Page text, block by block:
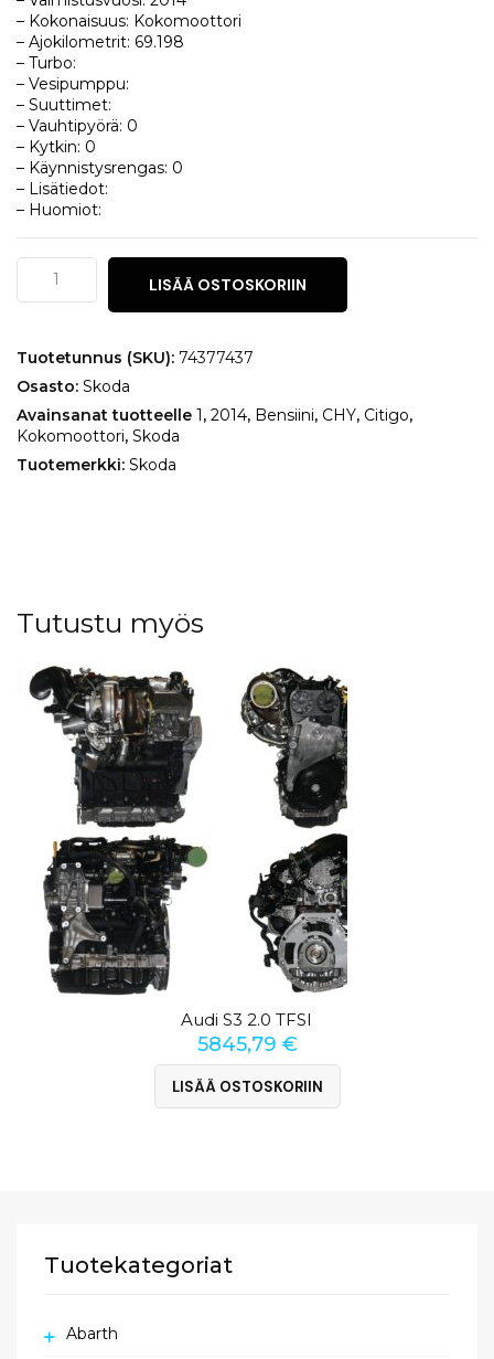
– Kokonaisuus: Kokomoottori
– Ajokilometrit: 69.198
– Turbo:
– Vesipumppu:
– Suuttimet:
– Vauhtipyörä: 0
– Kytkin: 0
– Käynnistysrengas: 0
– Lisätiedot:
– Huomiot:
Skoda
Citigo
1
LISÄÄ OSTOSKORIIN
Tuotetunnus (SKU): 74377437
Osasto: Skoda
Avainsanat tuotteelle 1, 2014, Bensiini, CHY, Citigo,
Kokomoottori, Skoda
Tuotemerkki: Skoda
Tutustu myös
Audi S3 2.0 TFSI
5845,79 €
LISÄÄ OSTOSKORIIN
Tuotekategoriat
Abarth